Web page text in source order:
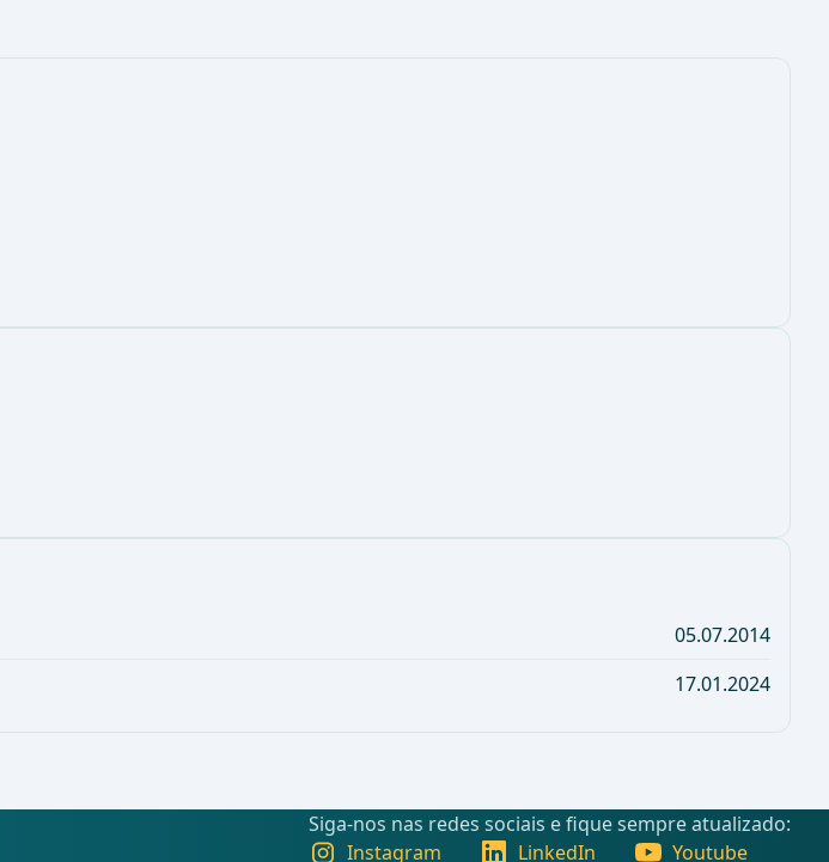
05.07.2014
17.01.2024
Siga-nos nas redes sociais e fique sempre atualizado:
Instagram
LinkedIn Youtube